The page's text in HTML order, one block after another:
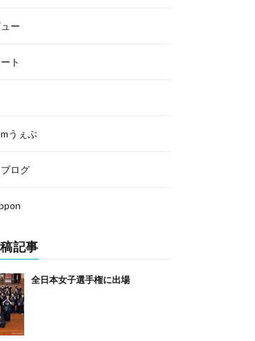
ー
ト
うぇぶ
ログ
記事
全日本女子選手権に出場